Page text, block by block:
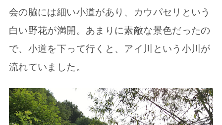
会の脇には細い小道があり、カウパセリという
白い野花が満開。あまりに素敵な景色だったの
で、小道を下って行くと、アイ川という小川が
流れていました。